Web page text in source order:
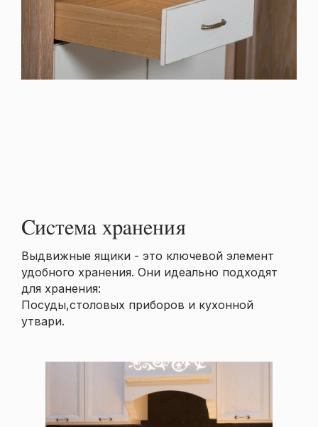
Система хранения
Выдвижные ящики - это ключевой элемент
удобного хранения. Они идеально подходят
для хранения:
Посуды,столовых приборов и кухонной
утвари.